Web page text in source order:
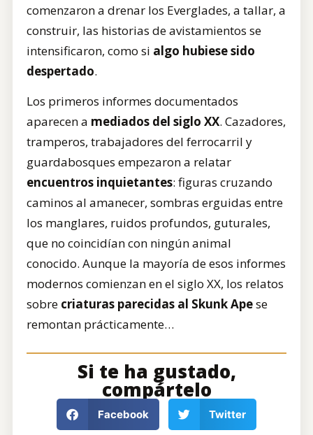
comenzaron a drenar los Everglades, a tallar, a
construir, las historias de avistamientos se
intensificaron, como si algo hubiese sido
despertado.
Los primeros informes documentados
aparecen a mediados del siglo XX. Cazadores,
tramperos, trabajadores del ferrocarril y
guardabosques empezaron a relatar
encuentros inquietantes: figuras cruzando
caminos al amanecer, sombras erguidas entre
los manglares, ruidos profundos, guturales,
que no coincidían con ningún animal
conocido. Aunque la mayoría de esos informes
modernos comienzan en el siglo XX, los relatos
sobre criaturas parecidas al Skunk Apese
remontan prácticamente…
Si te ha gustado,
compártelo
Facebook Twitter